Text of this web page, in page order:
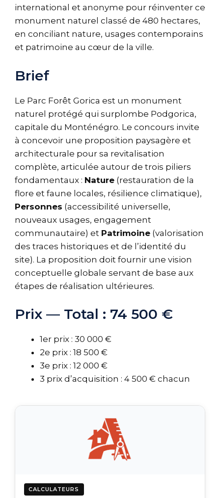
international et anonyme pour réinventer ce
monument naturel classé de 480 hectares,
en conciliant nature, usages contemporains
et patrimoine au cœur de la ville.
Brief
Le Parc Forêt Gorica est un monument
naturel protégé qui surplombe Podgorica,
capitale du Monténégro. Le concours invite
à concevoir une proposition paysagère et
architecturale pour sa revitalisation
complète, articulée autour de trois piliers
fondamentaux : Nature (restauration de la
flore et faune locales, résilience climatique),
Personnes (accessibilité universelle,
nouveaux usages, engagement
communautaire) et Patrimoine (valorisation
des traces historiques et de l’identité du
site). La proposition doit fournir une vision
conceptuelle globale servant de base aux
étapes de réalisation ultérieures.
Prix — Total : 74 500 €
1er prix : 30 000 €
2e prix : 18 500 €
3e prix : 12 000 €
3 prix d’acquisition : 4 500 € chacun
CALCULATEURS